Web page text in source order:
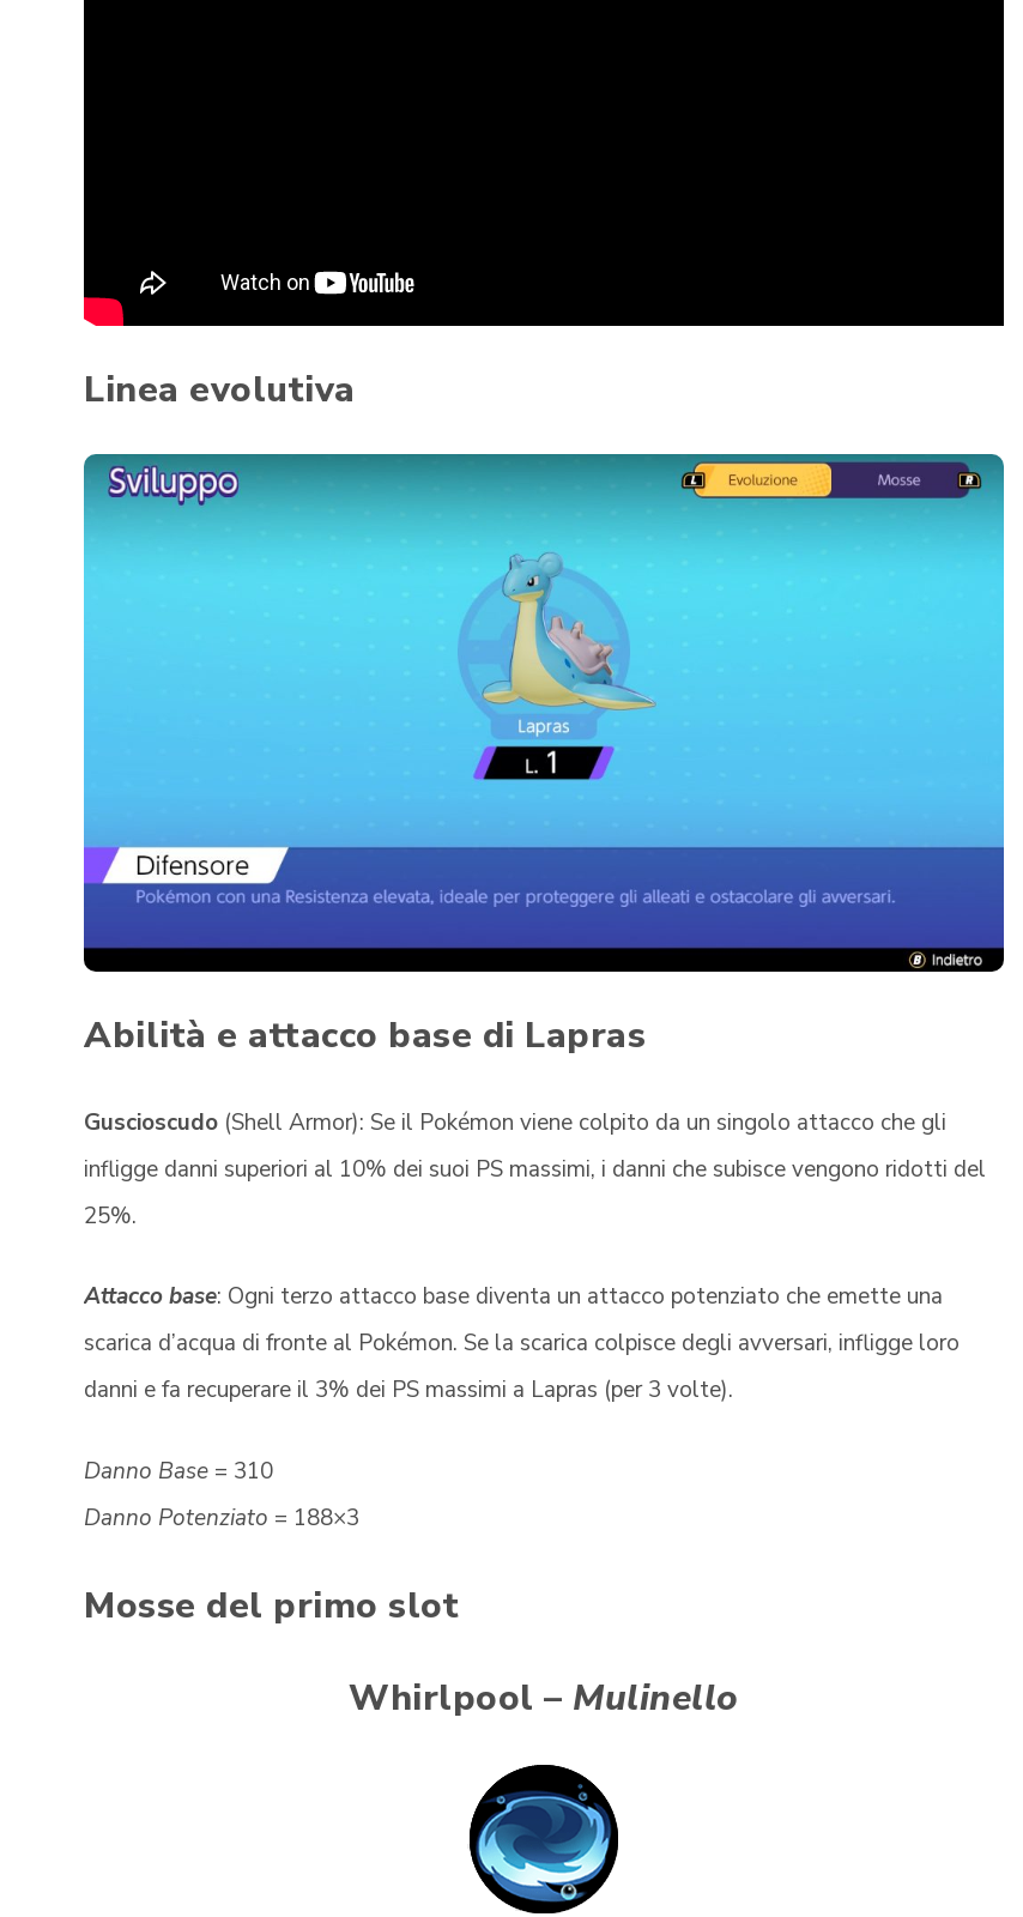
Linea evolutiva
Abilità e attacco base di Lapras
Guscioscudo (Shell Armor): Se il Pokémon viene colpito da un singolo attacco che gli
infligge danni superiori al 10% dei suoi PS massimi, i danni che subisce vengono ridotti del
25%.
Attacco base: Ogni terzo attacco base diventa un attacco potenziato che emette una
scarica d’acqua di fronte al Pokémon. Se la scarica colpisce degli avversari, infligge loro
danni e fa recuperare il 3% dei PS massimi a Lapras (per 3 volte).
Danno Base = 310
Danno Potenziato = 188×3
Mosse del primo slot
Whirlpool – Mulinello